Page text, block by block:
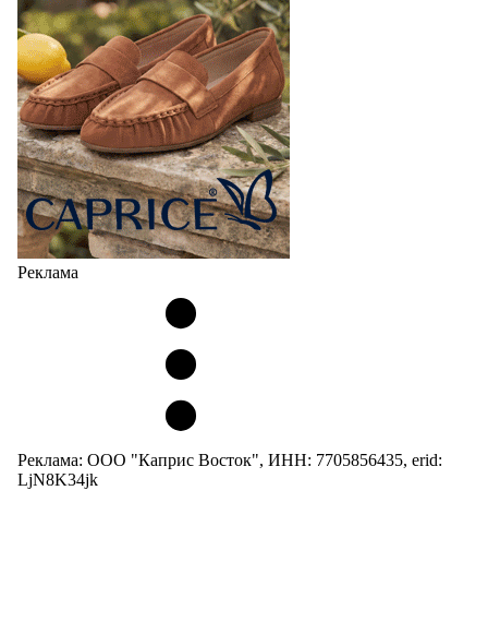
Реклама
Реклама: ООО "Каприс Восток", ИНН: 7705856435, erid:
LjN8K34jk